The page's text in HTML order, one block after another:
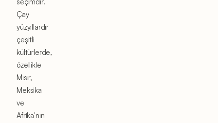
Çay
yüzyıllardır
çeşitli
kültürlerde,
özellikle
Mısır,
Meksika
ve
Afrika'nın